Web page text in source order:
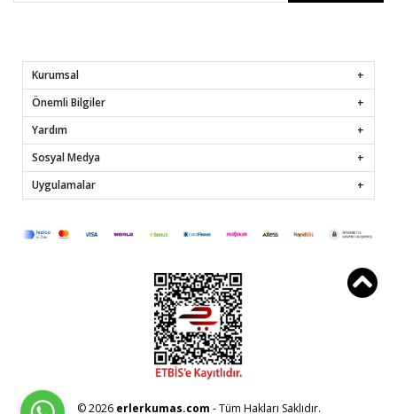
Kurumsal
Önemli Bilgiler
Yardım
Sosyal Medya
Uygulamalar
© 2026 erlerkumas.com - Tüm Hakları Saklıdır.